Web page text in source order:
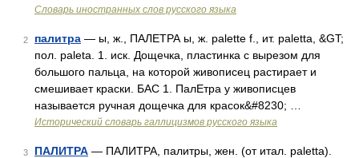
Словарь иностранных слов русского языка
2 палитра — ы, ж., ПАЛЕТРА ы, ж. palette f., ит. paletta, &GT;
пол. paleta. 1. иск. Дощечка, пластинка с вырезом для
большого пальца, на которой живописец растирает и
смешивает краски. БАС 1. ПалЕтра у живописцев
называется ручная дощечка для красок&#8230; …
Исторический словарь галлицизмов русского языка
3 ПАЛИТРА — ПАЛИТРА, палитры, жен. (от итал. paletta).